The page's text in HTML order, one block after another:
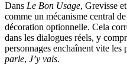
Dans Le Bon Usage, Grevisse
comme un mécanisme central
décoration optionnelle. Cela
dans les dialogues réels, y
personnages enchaînent vite les
parle, J’y vais.